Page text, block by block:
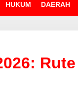
HUKUM DAERAH
Rute